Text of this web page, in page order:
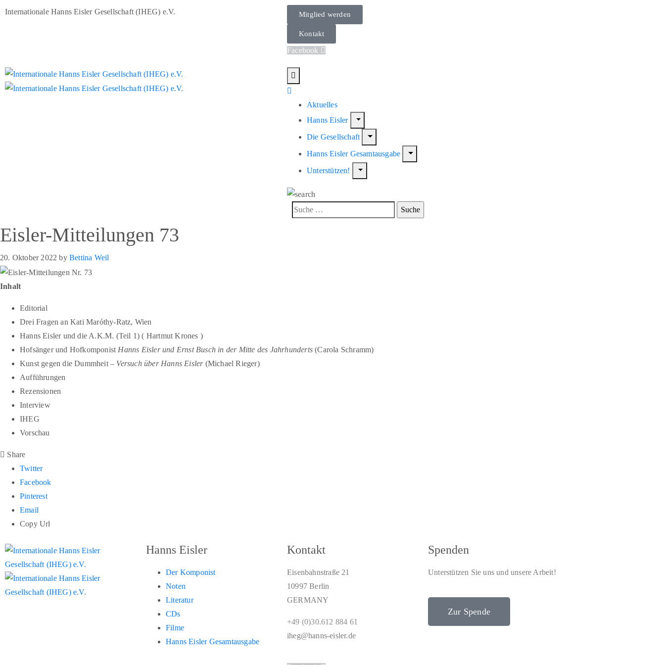
Internationale Hanns Eisler Gesellschaft (IHEG) e.V. Mitglied werden
Kontakt
Facebook
Aktuelles
Hanns Eisler
Die Gesellschaft
Hanns Eisler Gesamtausgabe
Unterstützen!
Eisler-Mitteilungen 73
20. Oktober 2022 by Bettina Weil
Inhalt
Editorial
Drei Fragen an Kati Maróthy-Ratz, Wien
Hanns Eisler und die A.K.M. (Teil 1) ( Hartmut Krones )
Hofsänger und Hofkomponist Hanns Eisler und Ernst Busch in der Mitte des Jahrhunderts(Carola Schramm)
Kunst gegen die Dummheit – Versuch über Hanns Eisler(Michael Rieger)
Aufführungen
Rezensionen
Interview
IHEG
Vorschau
Share
Twitter
Facebook
Pinterest
Email
Copy Url
Hanns Eisler
Der Komponist
Noten
Literatur
CDs
Filme
Hanns Eisler Gesamtausgabe
Kontakt
Eisenbahnstraße 21
10997 Berlin
GERMANY
+49 (0)30.612 884 61
iheg@hanns-eisler.de
Spenden
Unterstützen Sie uns und unsere Arbeit!
Zur Spende